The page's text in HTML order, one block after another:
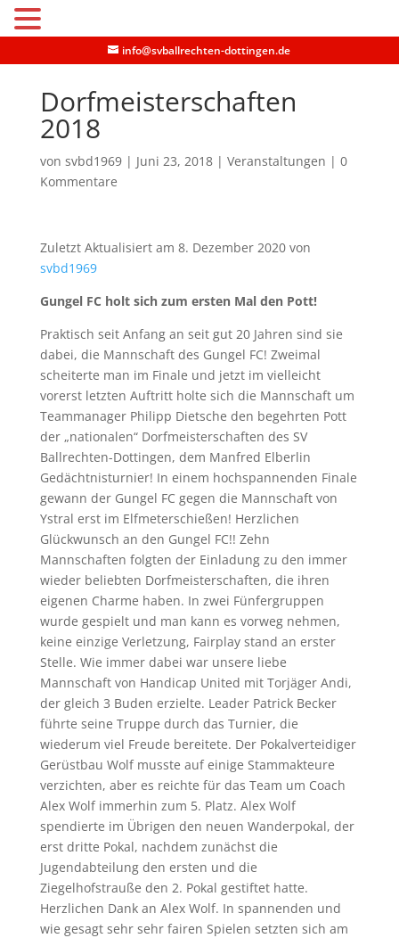
info@svballrechten-dottingen.de
Dorfmeisterschaften
2018
von svbd1969| Juni 23, 2018| Veranstaltungen | 0
Kommentare
Zuletzt Aktualisiert am 8. Dezember 2020 von
svbd1969
Gungel FC holt sich zum ersten Mal den Pott!
Praktisch seit Anfang an seit gut 20 Jahren sind sie
dabei, die Mannschaft des Gungel FC! Zweimal
scheiterte man im Finale und jetzt im vielleicht
vorerst letzten Auftritt holte sich die Mannschaft um
Teammanager Philipp Dietsche den begehrten Pott
der „nationalen“ Dorfmeisterschaften des SV
Ballrechten-Dottingen, dem Manfred Elberlin
Gedächtnisturnier! In einem hochspannenden Finale
gewann der Gungel FC gegen die Mannschaft von
Ystral erst im Elfmeterschießen! Herzlichen
Glückwunsch an den Gungel FC!! Zehn
Mannschaften folgten der Einladung zu den immer
wieder beliebten Dorfmeisterschaften, die ihren
eigenen Charme haben. In zwei Fünfergruppen
wurde gespielt und man kann es vorweg nehmen,
keine einzige Verletzung, Fairplay stand an erster
Stelle. Wie immer dabei war unsere liebe
Mannschaft von Handicap United mit Torjäger Andi,
der gleich 3 Buden erzielte. Leader Patrick Becker
führte seine Truppe durch das Turnier, die
wiederum viel Freude bereitete. Der Pokalverteidiger
Gerüstbau Wolf musste auf einige Stammakteure
verzichten, aber es reichte für das Team um Coach
Alex Wolf immerhin zum 5. Platz. Alex Wolf
spendierte im Übrigen den neuen Wanderpokal, der
erst dritte Pokal, nachdem zunächst die
Jugendabteilung den ersten und die
Ziegelhofstrauße den 2. Pokal gestiftet hatte.
Herzlichen Dank an Alex Wolf. In spannenden und
wie gesagt sehr sehr fairen Spielen setzten sich am